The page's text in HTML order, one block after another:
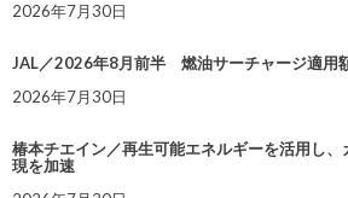
2026年7月30日
JAL／2026年8月前半 燃油サーチャージ適用
2026年7月30日
椿本チエイン／再生可能エネルギーを活用し
現を加速